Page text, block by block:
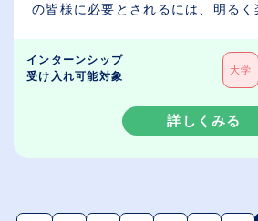
の皆様に必要とされるには、明るく
インターンシップ
受け入れ可能対象
大学
詳しくみる